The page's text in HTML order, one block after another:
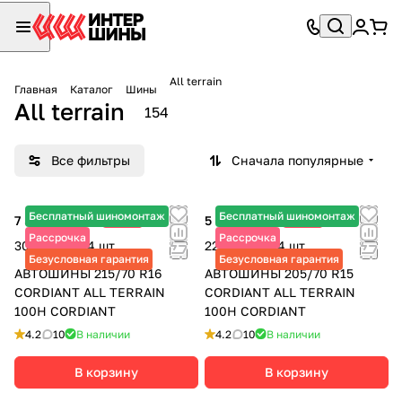
Главная Каталог Шины
All terrain
All terrain 154
Все фильтры Сначала популярные
Бесплатный шиномонтаж
Рассрочка
Безусловная гарантия
7 545 ₽10 060 ₽ -25%
30 180 ₽ за 4 шт.
АВТОШИНЫ 215/70 R16
CORDIANT ALL TERRAIN
100H CORDIANT
4.2 10 В наличии
В корзину
Бесплатный шиномонтаж
Рассрочка
Безусловная гарантия
5 715 ₽7 620 ₽ -25%
22 860 ₽ за 4 шт.
АВТОШИНЫ 205/70 R15
CORDIANT ALL TERRAIN
100H CORDIANT
4.2 10 В наличии
В корзину